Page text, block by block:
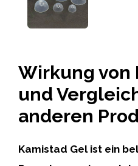
Wirkung von
und
anderen
Kamistad Gelist ein